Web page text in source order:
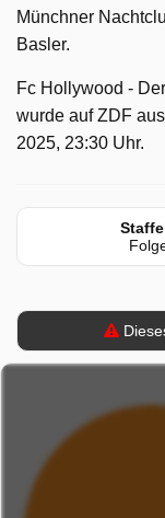
Münchner
Basler.
Fc Hollywood -
wurde auf ZDF
2025, 23:30 Uhr.